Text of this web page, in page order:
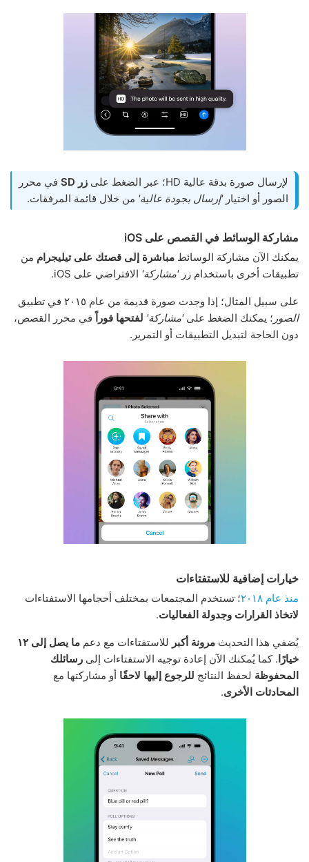
لإرسال صورة بدقة عالية HD؛ عبر الضغط على زر SD
في محرر
الصور أو اختيار'إرسال بجودة عالية' من خلال قائمة المرفقات.
مشاركة الوسائط في القصص على iOS
يمكنك الآن مشاركة الوسائط مباشرة إلى قصتك على تيليجرام من
تطبيقات أخرى باستخدام زر'مشاركة' الافتراضي على iOS.
على سبيل المثال؛ إذا وجدت صورة قديمة من عام ٢٠١٥ في تطبيق
الصور ؛ يمكنك الضغط على'مشاركة' لفتحها فوراًفي محرر القصص،
دون الحاجة لتبديل التطبيقات أو التمرير.
خيارات إضافية للاستفتاءات
منذ عام ٢٠١٨
؛ تستخدم المجتمعات بمختلف أحجامها الاستفتاءات
لاتخاذ القرارات وجدولة الفعاليات.
يُضفي هذا التحديث مرونة أكبر للاستفتاءات مع دعم
ما يصل إلى ١٢
خيارًا. كما يُمكنك الآن إعادة توجيه الاستفتاءات إلى رسائلك
المحفوظة لحفظ النتائج للرجوع إليها لاحقًا أو مشاركتها مع
المحادثات الأخرى.